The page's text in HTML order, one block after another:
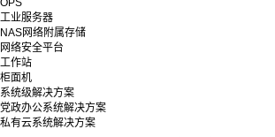
工业服务器
NAS网络附属存储
网络安全平台
工作站
柜面机
系统级解决方案
党政办公系统解决方案
私有云系统解决方案